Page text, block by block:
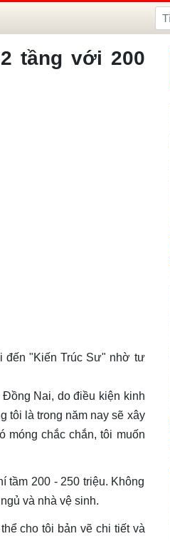
tầng với 200
đến "Kiến Trúc Sư" nhờ tư
Nai, do điều kiện kinh
tôi là trong năm nay sẽ xây
móng chắc chắn, tôi muốn
tầm 200 - 250 triệu. Không
và nhà vệ sinh.
cho tôi bản vẽ chi tiết và